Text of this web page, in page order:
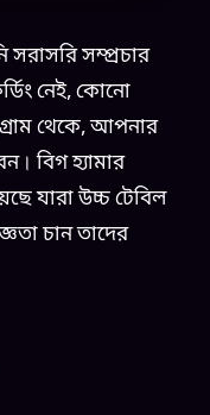
সম্প্রচার
নেই, কোনো
থেকে, আপনার
বিগ হ্যামার
যারা উচ্চ টেবিল
চান তাদের